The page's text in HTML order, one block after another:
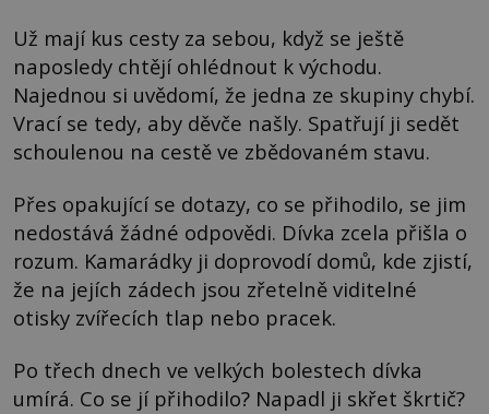
Už mají kus cesty za sebou, když se ještě
naposledy chtějí ohlédnout k východu.
Najednou si uvědomí, že jedna ze skupiny chybí.
Vrací se tedy, aby děvče našly. Spatřují ji sedět
schoulenou na cestě ve zbědovaném stavu.
Přes opakující se dotazy, co se přihodilo, se jim
nedostává žádné odpovědi. Dívka zcela přišla o
rozum. Kamarádky ji doprovodí domů, kde zjistí,
že na jejích zádech jsou zřetelně viditelné
otisky zvířecích tlap nebo pracek.
Po třech dnech ve velkých bolestech dívka
umírá. Co se jí přihodilo? Napadl ji skřet škrtič?